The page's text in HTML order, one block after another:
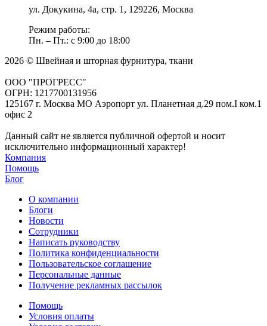
ул. Докукина, 4а, стр. 1, 129226, Москва
Режим работы:
Пн. – Пт.: с 9:00 до 18:00
2026 © Швейная и шторная фурнитура, ткани
ООО "ПРОГРЕСС"
ОГРН: 1217700131956
125167 г. Москва МО Аэропорт ул. Планетная д.29 пом.I ком.1
офис 2
Данный сайт не является публичной офертой и носит
исключительно информационный характер!
Компания
Помощь
Блог
О компании
Блоги
Новости
Сотрудники
Написать руководству
Политика конфиденциальности
Пользовательское соглашение
Персональные данные
Получение рекламных рассылок
Помощь
Условия оплаты